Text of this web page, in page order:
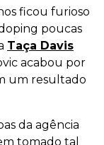
ficou furioso
poucas
Taça Davis
acabou por
um resultado
da agência
tomado tal